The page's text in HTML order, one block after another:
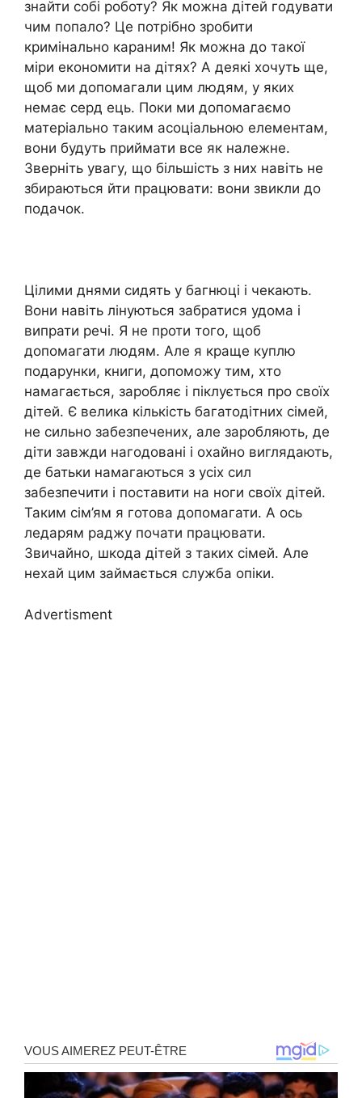
знайти собі роботу? Як можна дітей годувати
чим попало? Це потрібно зробити
кримінально караним! Як можна до такої
міри економити на дітях? А деякі хочуть ще,
щоб ми допомагали цим людям, у яких
немає серд ець. Поки ми допомагаємо
матеріально таким асоціальною елементам,
вони будуть приймати все як належне.
Зверніть увагу, що більшість з них навіть не
збираються йти працювати: вони звикли до
подачок.
Цілими днями сидять у багнюці і чекають.
Вони навіть лінуються забратися удома і
випрати речі. Я не проти того, щоб
допомагати людям. Але я краще куплю
подарунки, книги, допоможу тим, хто
намагається, заробляє і піклується про своїх
дітей. Є велика кількість багатодітних сімей,
не сильно забезпечених, але заробляють, де
діти завжди нагодовані і охайно виглядають,
де батьки намагаються з усіх сил
забезпечити і поставити на ноги своїх дітей.
Таким сім’ям я готова допомагати. А ось
ледарям раджу почати працювати.
Звичайно, шкода дітей з таких сімей. Але
нехай цим займається служба опіки.
Advertisment